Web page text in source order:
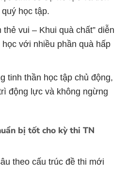
học tập.
vui – Khui quà chất” diễn
với nhiều phần quà hấp
tinh thần học tập chủ động,
động lực và không ngừng
bị tốt cho kỳ thi TN
theo cấu trúc đề thi mới